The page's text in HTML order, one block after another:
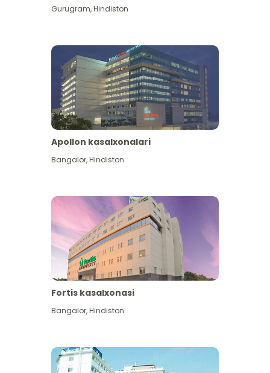
Gurugram,Hindiston
Apollon kasalxonalari
Bangalor,Hindiston
Fortis kasalxonasi
Bangalor,Hindiston